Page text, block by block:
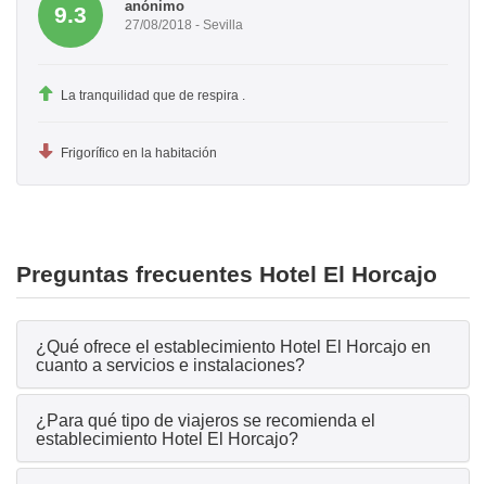
9.3 anónimo
27/08/2018 - Sevilla
La tranquilidad que de respira .
Frigorífico en la habitación
Preguntas frecuentes Hotel El Horcajo
¿Qué ofrece el establecimiento Hotel El Horcajo en
cuanto a servicios e instalaciones?
¿Para qué tipo de viajeros se recomienda el
establecimiento Hotel El Horcajo?